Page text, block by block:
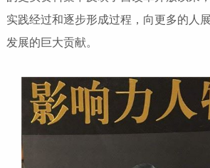
实践经过和逐步形成过程，向更多的人
发展的巨大贡献。